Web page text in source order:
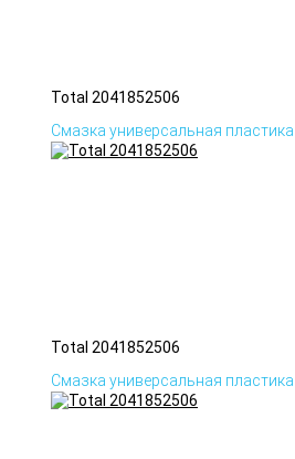
Total 2041852506
Смазка универсальная
Total 2041852506
Смазка универсальная